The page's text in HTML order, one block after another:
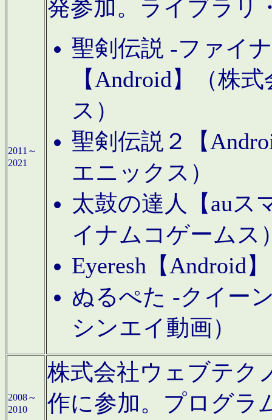
2011～
2021
発参加。ライブラリ
聖剣伝説 -ファイ
【Android】（株
ス）
聖剣伝説２【
エニックス）
太鼓の達人【auス
イナムコゲームス
Eyeresh【Android
ぬるぺた -クイー
シンエイ動画）
2008～
2010
株式会社ウェブテク
作に参加。プログラ